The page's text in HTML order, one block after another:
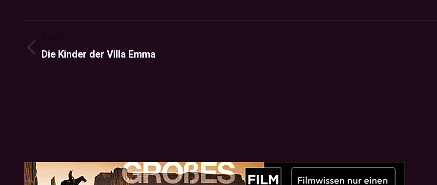
NAVIGATION
Previous
Die Kinder der Villa Emma